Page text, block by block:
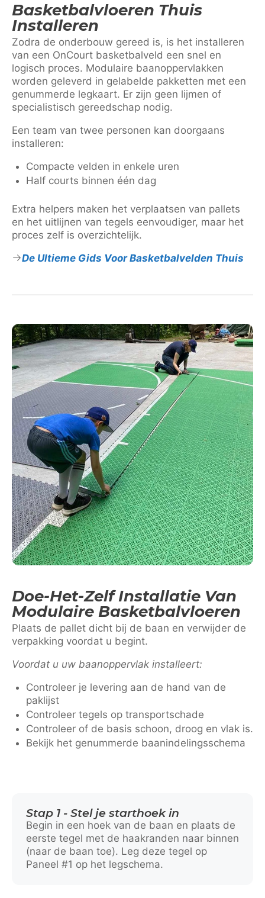
Basketbalvloeren Thuis
Installeren
Zodra de onderbouw gereed is, is het installeren
van een OnCourt basketbalveld een snel en
logisch proces. Modulaire baanoppervlakken
worden geleverd in gelabelde pakketten met een
genummerde legkaart. Er zijn geen lijmen of
specialistisch gereedschap nodig.
Een team van twee personen kan doorgaans
installeren:
Compacte velden in enkele uren
Half courts binnen één dag
Extra helpers maken het verplaatsen van pallets
en het uitlijnen van tegels eenvoudiger, maar het
proces zelf is overzichtelijk.
De Ultieme Gids Voor Basketbalvelden Thuis
Doe-Het-Zelf Installatie Van
Modulaire Basketbalvloeren
Plaats de pallet dicht bij de baan en verwijder de
verpakking voordat u begint.
Voordat u uw baanoppervlak installeert:
Controleer je levering aan de hand van de
paklijst
Controleer tegels op transportschade
Controleer of de basis schoon, droog en vlak is.
Bekijk het genummerde baanindelingsschema
Stap 1 - Stel je starthoek in
Begin in een hoek van de baan en plaats de
eerste tegel met de haakranden naar binnen
(naar de baan toe). Leg deze tegel op
Paneel #1 op het legschema.